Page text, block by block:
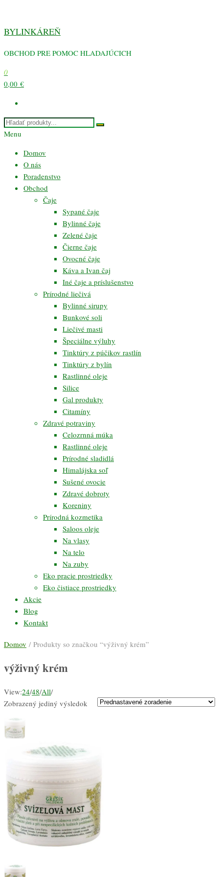
obsah
BYLINKÁREŇ
OBCHOD PRE POMOC HLADAJÚCICH
0
0,00 €
Menu
Domov
O nás
Poradenstvo
Obchod
Čaje
Sypané čaje
Bylinné čaje
Zelené čaje
Čierne čaje
Ovocné čaje
Káva a Ivan čaj
Iné čaje a príslušenstvo
Prírodné liečivá
Bylinné sirupy
Bunkové soli
Liečivé masti
Špeciálne výluhy
Tinktúry z púčikov rastlín
Tinktúry z bylín
Rastlinné oleje
Silice
Gal produkty
Citamíny
Zdravé potraviny
Celozrnná múka
Rastlinné oleje
Prírodné sladidlá
Himalájska soľ
Sušené ovocie
Zdravé dobroty
Koreniny
Prírodná kozmetika
Saloos oleje
Na vlasy
Na telo
Na zuby
Eko pracie prostriedky
Eko čistiace prostriedky
Akcie
Blog
Kontakt
Domov / Produkty so značkou “výživný krém”
výživný krém
View:24/48/All/
Zobrazený jediný výsledok